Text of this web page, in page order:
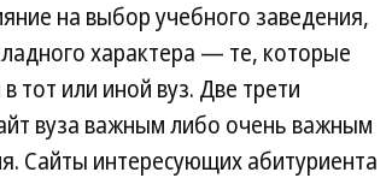
на выбор учебного заведения,
характера — те, которые
тот или иной вуз. Две трети
вуза важным либо очень важным
Сайты интересующих абитуриента